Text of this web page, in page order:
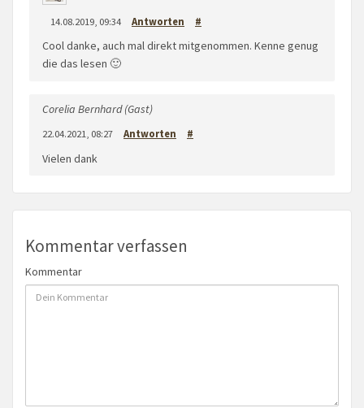
14.08.2019, 09:34 Antworten #
Cool danke, auch mal direkt mitgenommen. Kenne genug
die das lesen 🙂
Corelia Bernhard (Gast)
22.04.2021, 08:27 Antworten #
Vielen dank
Kommentar verfassen
Kommentar